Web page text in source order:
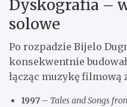
Dyskografia –
solowe
Po rozpadzie Bijelo
konsekwentnie
łącząc muzykę
1997 – Tales and Songs